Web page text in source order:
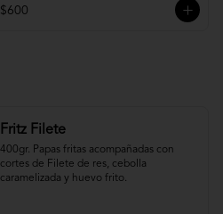
$600
Fritz Filete
400gr. Papas fritas acompañadas con
cortes de Filete de res, cebolla
caramelizada y huevo frito.